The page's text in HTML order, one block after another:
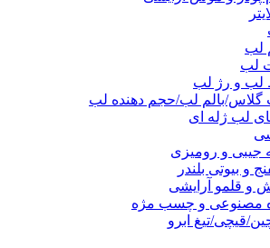
لب
لب
و رژ لب
گلاس/بالم لب/حجم دهنده لب
لب ژله ای
جیبی و رومیزی
و بیوتی بلندر
و قلمو آرایشی
مصنوعی و چسب مژه
قیچی/تیغ ابرو